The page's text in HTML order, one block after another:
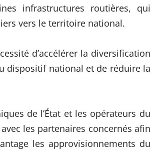
infrastructures routières, qui
vers le territoire national.
d’accélérer la diversification
dispositif national et de réduire la
de l’État et les opérateurs du
les partenaires concernés afin
les approvisionnements du